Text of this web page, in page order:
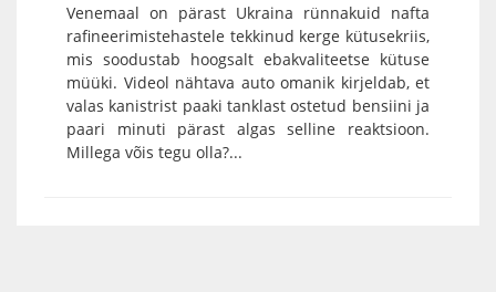
Venemaal on pärast Ukraina rünnakuid nafta
rafineerimistehastele tekkinud kerge kütusekriis,
mis soodustab hoogsalt ebakvaliteetse kütuse
müüki. Videol nähtava auto omanik kirjeldab, et
valas kanistrist paaki tanklast ostetud bensiini ja
paari minuti pärast algas selline reaktsioon.
Millega võis tegu olla?...